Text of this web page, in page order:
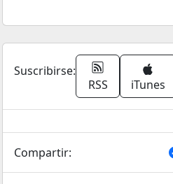
Suscribirse:
RSS
iTunes
Compartir: